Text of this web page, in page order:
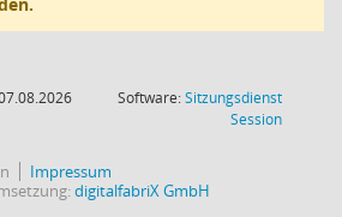
Software:Sitzungsdienst
Session(Wird in
Impressum
digitalfabriX GmbH